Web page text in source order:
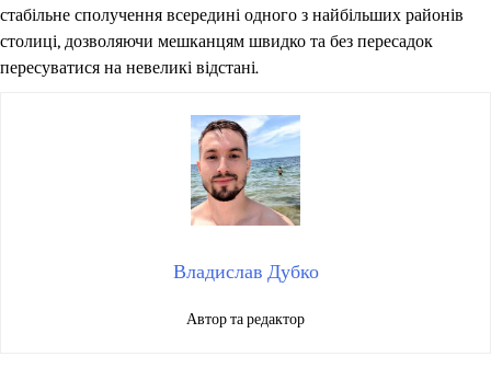
стабільне сполучення всередині одного з найбільших районів
столиці, дозволяючи мешканцям швидко та без пересадок
пересуватися на невеликі відстані.
Владислав Дубко
Автор та редактор